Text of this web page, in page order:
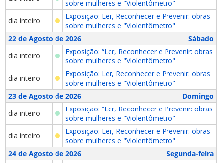
sobre mulheres e "Violentômetro"
dia inteiro
Exposição: Ler, Reconhecer e Prevenir: obras
sobre mulheres e "Violentômetro"
22 de Agosto de 2026
Sábado
dia inteiro
Exposição: “Ler, Reconhecer e Prevenir: obras
sobre mulheres e "Violentômetro"
dia inteiro
Exposição: Ler, Reconhecer e Prevenir: obras
sobre mulheres e "Violentômetro"
23 de Agosto de 2026
Domingo
dia inteiro
Exposição: “Ler, Reconhecer e Prevenir: obras
sobre mulheres e "Violentômetro"
dia inteiro
Exposição: Ler, Reconhecer e Prevenir: obras
sobre mulheres e "Violentômetro"
24 de Agosto de 2026
Segunda-feira